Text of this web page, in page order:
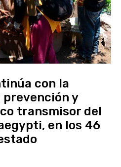
con la
y
transmisor del
en los 46